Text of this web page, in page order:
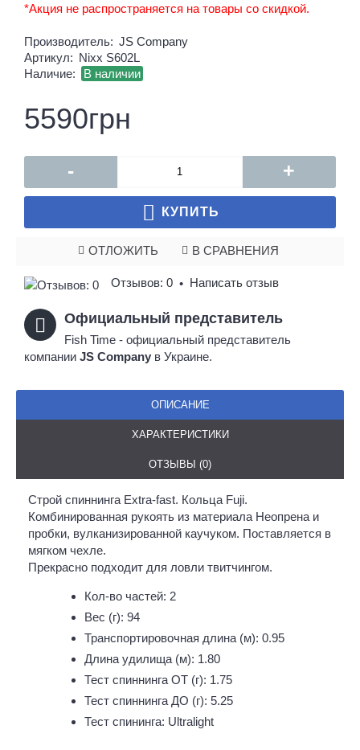
*Акция не распространяется на товары со скидкой.
Производитель: JS Company
Артикул: Nixx S602L
Наличие:
В наличии
5590грн
- +
КУПИТЬ
ОТЛОЖИТЬ В СРАВНЕНИЯ
Отзывов: 0 • Написать отзыв
Официальный представитель
Fish Time - официальный представитель
компании JS Company в Украине.
ОПИСАНИЕ
ХАРАКТЕРИСТИКИ
ОТЗЫВЫ (0)
Строй спиннинга Extra-fast. Кольца Fuji.
Комбинированная рукоять из материала Неопрена и
пробки, вулканизированной каучуком. Поставляется в
мягком чехле.
Прекрасно подходит для ловли твитчингом.
Кол-во частей: 2
Вес (г): 94
Транспортировочная длина (м): 0.95
Длина удилища (м): 1.80
Тест спиннинга ОТ (г): 1.75
Тест спиннинга ДО (г): 5.25
Тест спининга: Ultralight